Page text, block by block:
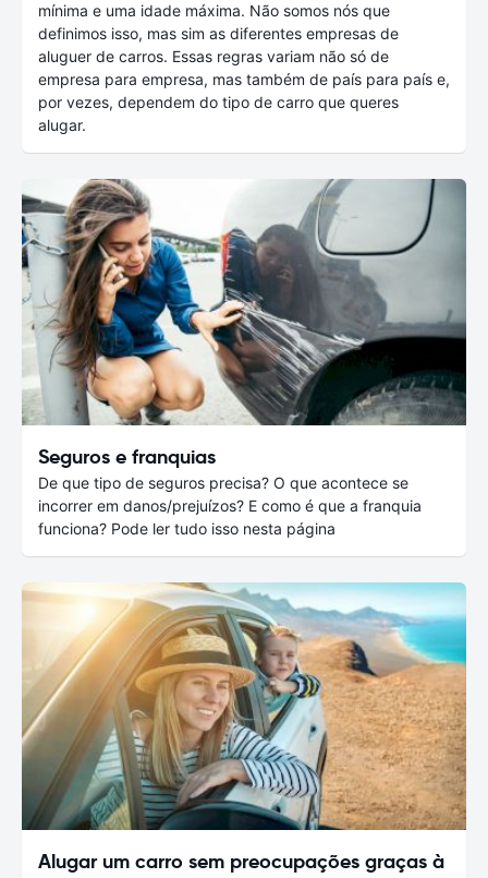
mínima e uma idade máxima. Não somos nós que
definimos isso, mas sim as diferentes empresas de
aluguer de carros. Essas regras variam não só de
empresa para empresa, mas também de país para país e,
por vezes, dependem do tipo de carro que queres
alugar.
Seguros e franquias
De que tipo de seguros precisa? O que acontece se
incorrer em danos/prejuízos? E como é que a franquia
funciona? Pode ler tudo isso nesta página
Alugar um carro sem preocupações graças à